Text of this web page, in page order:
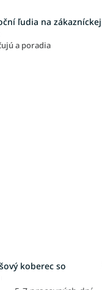
ľudia na zákazníckej
a poradia
koberec so